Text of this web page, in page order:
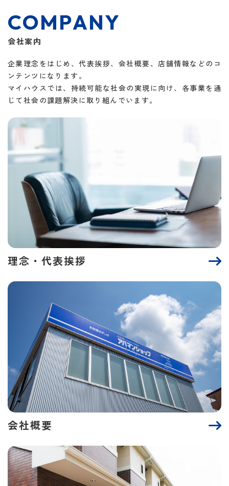
COMPANY
会社案内
企業理念をはじめ、代表挨拶、会社概要、店舗情報などのコ
ンテンツになります。
マイハウスでは、持続可能な社会の実現に向け、各事業を通
じて社会の課題解決に取り組んでいます。
理念・代表挨拶
会社概要